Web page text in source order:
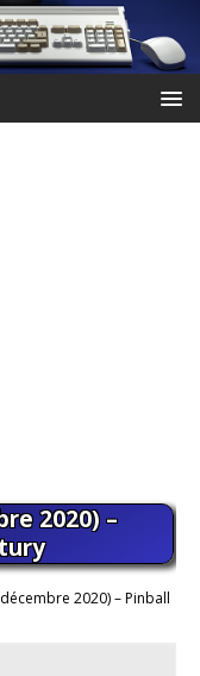
2020) –
2020) – Pinball